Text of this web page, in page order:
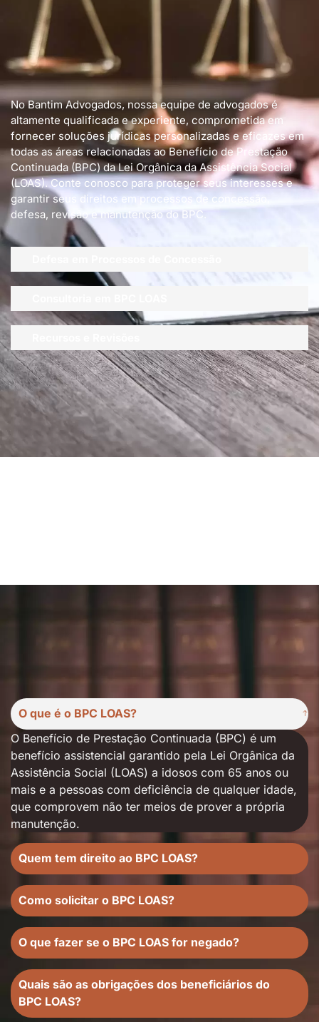
No Bantim Advogados, nossa equipe de advogados é
altamente qualificada e experiente, comprometida em
fornecer soluções jurídicas personalizadas e eficazes em
todas as áreas relacionadas ao Benefício de Prestação
Continuada (BPC) da Lei Orgânica da Assistência Social
(LOAS). Conte conosco para proteger seus interesses e
garantir seus direitos em processos de concessão,
defesa, revisão e manutenção do BPC.
O que é o BPC LOAS?
O Benefício de Prestação Continuada (BPC) é um
benefício assistencial garantido pela Lei Orgânica da
Assistência Social (LOAS) a idosos com 65 anos ou
mais e a pessoas com deficiência de qualquer idade,
que comprovem não ter meios de prover a própria
manutenção.
Quem tem direito ao BPC LOAS?
Como solicitar o BPC LOAS?
O que fazer se o BPC LOAS for negado?
Quais são as obrigações dos beneficiários do
BPC LOAS?